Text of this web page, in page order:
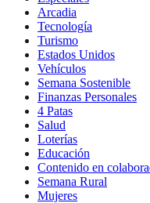
Arcadia
Tecnología
Turismo
Estados Unidos
Vehículos
Semana Sostenible
Finanzas Personales
4 Patas
Salud
Loterías
Educación
Contenido en
Semana Rural
Mujeres